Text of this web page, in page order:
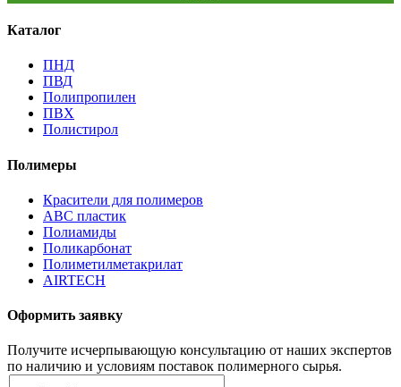
Каталог
ПНД
ПВД
Полипропилен
ПВХ
Полистирол
Полимеры
Красители для полимеров
АВС пластик
Полиамиды
Поликарбонат
Полиметилметакрилат
AIRTECH
Оформить заявку
Получите исчерпывающую консультацию от наших экспертов
по наличию и условиям поставок полимерного сырья.